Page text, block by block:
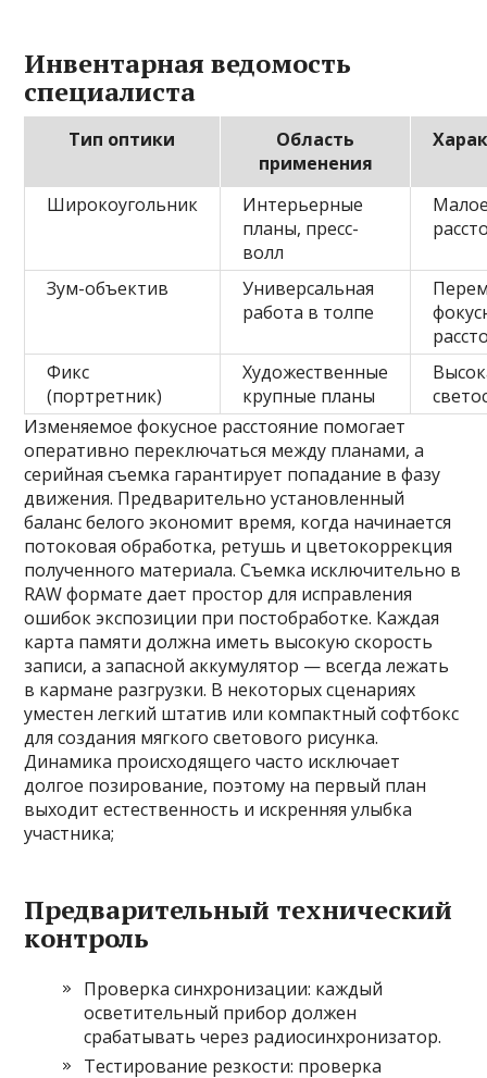
Инвентарная ведомость
специалиста
Тип оптики
Область
применения
Широкоугольник
Интерьерные
планы, пресс-
волл
Зум-объектив
Универсальная
работа в толпе
Фикс
(портретник)
Художественные
крупные планы
Изменяемое фокусное расстояние помогает
оперативно переключаться между планами, а
серийная съемка гарантирует попадание в фазу
движения. Предварительно установленный
баланс белого экономит время, когда начинается
потоковая обработка, ретушь и цветокоррекция
полученного материала. Съемка исключительно в
RAW формате дает простор для исправления
ошибок экспозиции при постобработке. Каждая
карта памяти должна иметь высокую скорость
записи, а запасной аккумулятор — всегда лежать
в кармане разгрузки. В некоторых сценариях
уместен легкий штатив или компактный софтбокс
для создания мягкого светового рисунка.
Динамика происходящего часто исключает
долгое позирование, поэтому на первый план
выходит естественность и искренняя улыбка
участника;
Предварительный технический
контроль
Проверка синхронизации: каждый
осветительный прибор должен
срабатывать через радиосинхронизатор.
Тестирование резкости: проверка